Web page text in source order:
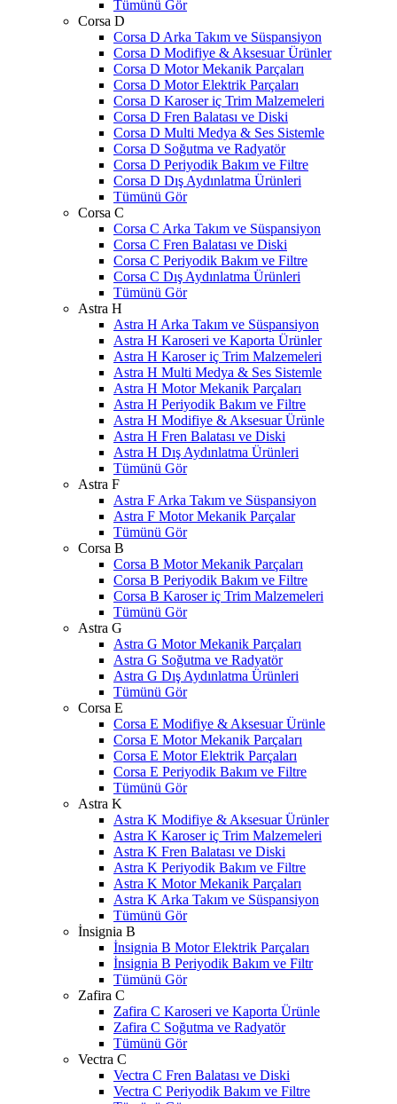
Tümünü Gör
Corsa D
Corsa D Arka Takım ve Süspansiyon
Corsa D Modifiye & Aksesuar Ürünler
Corsa D Motor Mekanik Parçaları
Corsa D Motor Elektrik Parçaları
Corsa D Karoser iç Trim Malzemeleri
Corsa D Fren Balatası ve Diski
Corsa D Multi Medya & Ses Sistemle
Corsa D Soğutma ve Radyatör
Corsa D Periyodik Bakım ve Filtre
Corsa D Dış Aydınlatma Ürünleri
Tümünü Gör
Corsa C
Corsa C Arka Takım ve Süspansiyon
Corsa C Fren Balatası ve Diski
Corsa C Periyodik Bakım ve Filtre
Corsa C Dış Aydınlatma Ürünleri
Tümünü Gör
Astra H
Astra H Arka Takım ve Süspansiyon
Astra H Karoseri ve Kaporta Ürünler
Astra H Karoser iç Trim Malzemeleri
Astra H Multi Medya & Ses Sistemle
Astra H Motor Mekanik Parçaları
Astra H Periyodik Bakım ve Filtre
Astra H Modifiye & Aksesuar Ürünle
Astra H Fren Balatası ve Diski
Astra H Dış Aydınlatma Ürünleri
Tümünü Gör
Astra F
Astra F Arka Takım ve Süspansiyon
Astra F Motor Mekanik Parçalar
Tümünü Gör
Corsa B
Corsa B Motor Mekanik Parçaları
Corsa B Periyodik Bakım ve Filtre
Corsa B Karoser iç Trim Malzemeleri
Tümünü Gör
Astra G
Astra G Motor Mekanik Parçaları
Astra G Soğutma ve Radyatör
Astra G Dış Aydınlatma Ürünleri
Tümünü Gör
Corsa E
Corsa E Modifiye & Aksesuar Ürünle
Corsa E Motor Mekanik Parçaları
Corsa E Motor Elektrik Parçaları
Corsa E Periyodik Bakım ve Filtre
Tümünü Gör
Astra K
Astra K Modifiye & Aksesuar Ürünler
Astra K Karoser iç Trim Malzemeleri
Astra K Fren Balatası ve Diski
Astra K Periyodik Bakım ve Filtre
Astra K Motor Mekanik Parçaları
Astra K Arka Takım ve Süspansiyon
Tümünü Gör
İnsignia B
İnsignia B Motor Elektrik Parçaları
İnsignia B Periyodik Bakım ve Filtr
Tümünü Gör
Zafira C
Zafira C Karoseri ve Kaporta Ürünle
Zafira C Soğutma ve Radyatör
Tümünü Gör
Vectra C
Vectra C Fren Balatası ve Diski
Vectra C Periyodik Bakım ve Filtre